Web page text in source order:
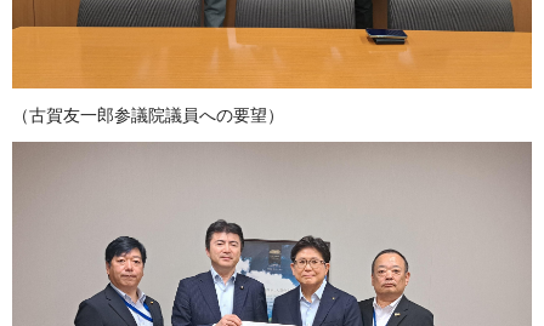
（古賀友一郎参議院議員への要望）